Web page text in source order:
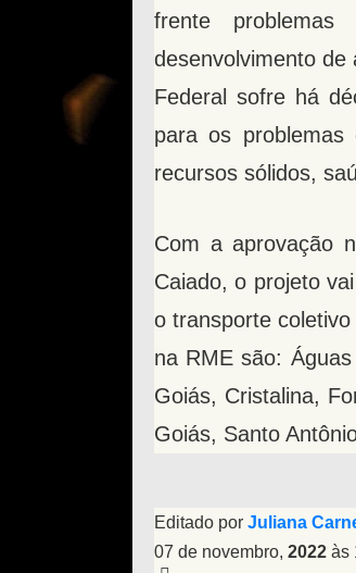
frente
desenvolvimento
Federal sofre há
para os problemas
recursos sólidos,
Com a aprovação
Caiado, o projeto
o transporte
na RME são:
Goiás, Cristalina,
Goiás, Santo
Editado por Juliana
07 de novembro, 2022 às